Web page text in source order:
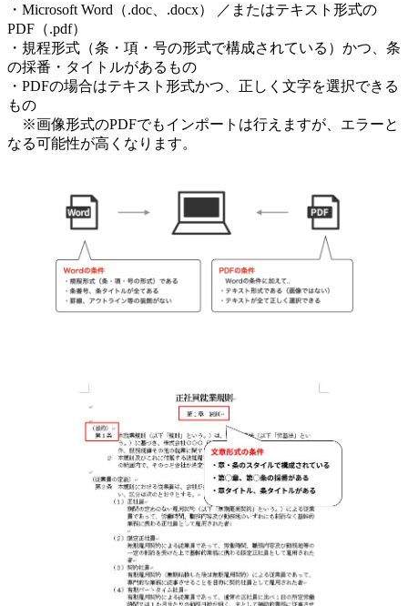
・Microsoft Word（.doc、.docx） ／またはテキスト形式の
PDF（.pdf）
・規程形式（条・項・号の形式で構成されている）かつ、条
の採番・タイトルがあるもの
・PDFの場合はテキスト形式かつ、正しく文字を選択できる
もの
※画像形式のPDFでもインポートは行えますが、エラーと
なる可能性が高くなります。